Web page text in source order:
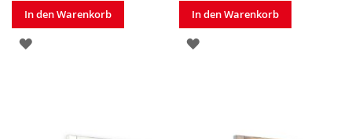
In den Warenkorb
ZUR
In den Warenkorb
ZUR